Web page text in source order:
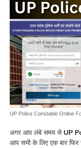
UP Police Constable Online
अगर आप लंबे समय सेUP
आप सभी के लिए एक बार